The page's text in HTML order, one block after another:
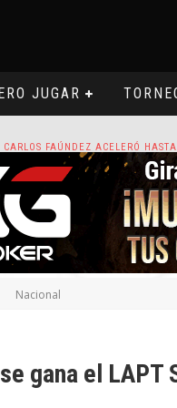
JUGAR
HOY CAMISETA FIRMADA POR
Nacional
gana el LAPT